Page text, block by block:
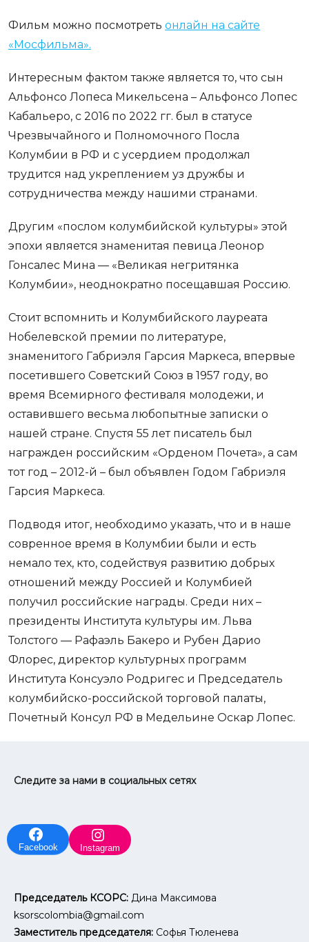
Фильм можно посмотреть онлайн на сайте
«Мосфильма».
Интересным фактом также является то, что сын
Альфонсо Лопеса Микельсена – Альфонсо Лопес
Кабальеро, с 2016 по 2022 гг. был в статусе
Чрезвычайного и Полномочного Посла
Колумбии в РФ и с усердием продолжал
трудится над укреплением уз дружбы и
сотрудничества между нашими странами.
Другим «послом колумбийской культуры» этой
эпохи является знаменитая певица Леонор
Гонсалес Мина — «Великая негритянка
Колумбии», неоднократно посещавшая Россию.
Стоит вспомнить и Колумбийского лауреата
Нобелевской премии по литературе,
знаменитого Габриэля Гарсия Маркеса, впервые
посетившего Советский Союз в 1957 году, во
время Всемирного фестиваля молодежи, и
оставившего весьма любопытные записки о
нашей стране. Спустя 55 лет писатель был
награжден российским «Орденом Почета», а сам
тот год – 2012-й – был объявлен Годом Габриэля
Гарсия Маркеса.
Подводя итог, необходимо указать, что и в наше
совренное время в Колумбии были и есть
немало тех, кто, содействуя развитию добрых
отношений между Россией и Колумбией
получил российские награды. Среди них –
президенты Института культуры им. Льва
Толстого — Рафаэль Бакеро и Рубен Дарио
Флорес, директор культурных программ
Института Консуэло Родригес и Председатель
колумбийско-российской торговой палаты,
Почетный Консул РФ в Медельине Оскар Лопес.
Следите за нами в социальных сетях
Facebook Instagram
Председатель КСОРС: Дина Максимова
ksorscolombia@gmail.com
Заместитель председателя: Софья Тюленева